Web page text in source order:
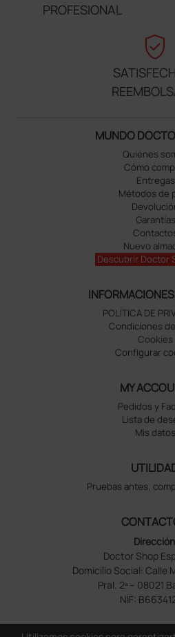
PROFESIONAL
verified_user
MUNDO
Quiénes
Cómo
Entregas
Métodos de
Garantías
Nuevo
Descubrir Doctor
POLÍTICA DE
Condiciones
Cookies
Configurar
MY
Pedidos y
Lista de
Mis datos
Pruebas antes,
Dirección
Doctor Shop
Domicilio Social: Calle
Pral. 2ª – 08021
NIF: